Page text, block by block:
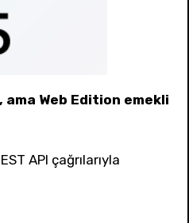
ama Web Edition emekli
API çağrılarıyla